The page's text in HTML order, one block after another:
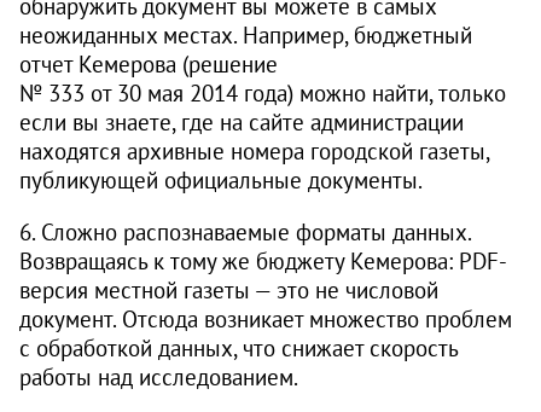
неожиданных местах. Например, бюджетный
отчет Кемерова (решение
№ 333 от 30 мая 2014 года) можно найти, только
если вы знаете, где на сайте администрации
находятся архивные номера городской газеты,
публикующей официальные документы.
6. Сложно распознаваемые форматы данных.
Возвращаясь к тому же бюджету Кемерова: PDF-
версия местной газеты — это не числовой
документ. Отсюда возникает множество проблем
с обработкой данных, что снижает скорость
работы над исследованием.